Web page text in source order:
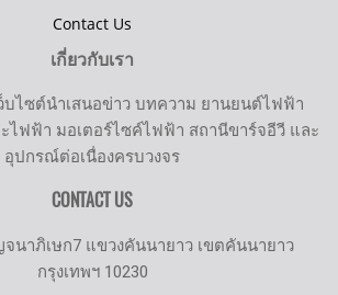
Contact Us
เกี่ยวกับเรา
ว็บไซต์นำเสนอข่าว บทความ ยานยนต์ไฟฟ้า
ไฟฟ้า มอเตอร์ไซค์ไฟฟ้า สถานีขาร์จอีวี และ
อุปกรณ์ต่อเนื่องครบวงจร
CONTACT US
จนาภิเษก7 แขวงคันนายาว เขตคันนายาว
กรุงเทพฯ 10230